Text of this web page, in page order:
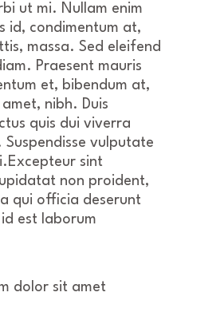
ut mi. Nullam enim
id, condimentum at,
massa. Sed eleifend
Praesent mauris
et, bibendum at,
nibh. Duis
quis dui viverra
Suspendisse vulputate
sint
non proident,
qui officia deserunt
est laborum
dolor sit amet